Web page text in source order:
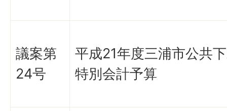
議案第
24号
平成21年度三浦市公共
特別会計予算